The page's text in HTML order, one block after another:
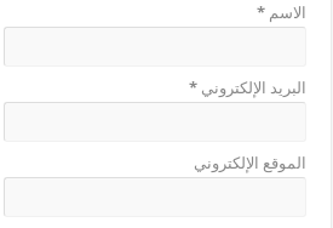
الاسم*
البريد الإلكتروني*
الموقع الإلكتروني